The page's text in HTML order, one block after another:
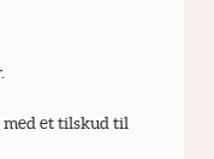
et tilskud til